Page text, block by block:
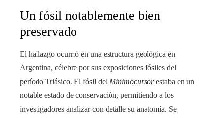
Un fósil notablemente bien
preservado
El hallazgo ocurrió en una estructura geológica en
Argentina, célebre por sus exposiciones fósiles del
período Triásico. El fósil del Minimocursorestaba en un
notable estado de conservación, permitiendo a los
investigadores analizar con detalle su anatomía. Se